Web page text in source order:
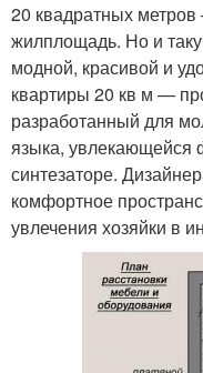
20 квадратных
жилплощадь. Но и
модной, красивой и
квартиры 20 кв м —
разработанный для
языка, увлекающейся
синтезаторе.
комфортное
увлечения хозяйки в